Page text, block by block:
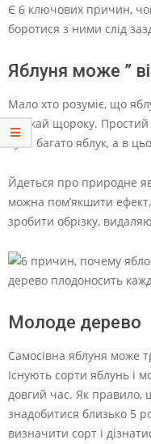
Є 6 ключових причин,
боротися з ними слід
Яблуня може ”
Мало хто розуміє, що
урожай щороку. Простий
бути багато яблук, а в
Йдеться про природне
можна пом’якшити
зробити обрізку,
Молоде дерево
Самосівна яблуня може
Існують сорти яблунь і
довгий час. Як правило,
знадобитися близько 5
визначити сорт і